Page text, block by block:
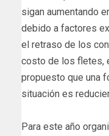
sigan aumentando
debido a factores
el retraso de los
costo de los fletes,
propuesto que una
situación es
Para este año